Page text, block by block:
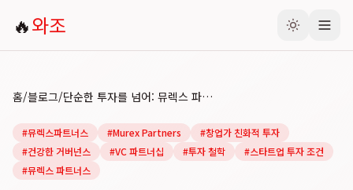
🔥와조
홈/블로그/ 단순한 투자를 넘어: 뮤렉스 파트너스가 정의하는 '창업가 친화적 투자'와 '건강한 거버넌스'의 모든 것
#뮤렉스파트너스 #Murex Partners #창업가 친화적 투자
#건강한 거버넌스 #VC 파트너십 #투자 철학 #스타트업 투자 조건
#뮤렉스 파트너스